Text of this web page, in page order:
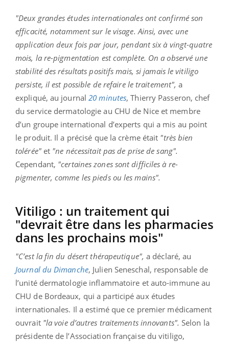
"Deux grandes études internationales ont confirmé son
efficacité, notamment sur le visage. Ainsi, avec une
application deux fois par jour, pendant six à vingt-quatre
mois, la re-pigmentation est complète. On a observé une
stabilité des résultats positifs mais, si jamais le vitiligo
persiste, il est possible de refaire le traitement", a
expliqué, au journal20 minutes, Thierry Passeron, chef
du service dermatologie au CHU de Nice et membre
d’un groupe international d’experts qui a mis au point
le produit. Il a précisé que la crème était "très bien
tolérée"et "ne nécessitait pas de prise de sang".
Cependant, "certaines zones sont difficiles à re-
pigmenter, comme les pieds ou les mains".
Vitiligo : un traitement qui
"devrait être dans les pharmacies
dans les prochains mois"
"C’est la fin du désert thérapeutique", a déclaré, au
Journal du Dimanche, Julien Seneschal, responsable de
l’unité dermatologie inflammatoire et auto-immune au
CHU de Bordeaux, qui a participé aux études
internationales. Il a estimé que ce premier médicament
ouvrait "la voie d’autres traitements innovants". Selon la
présidente de l’Association française du vitiligo,